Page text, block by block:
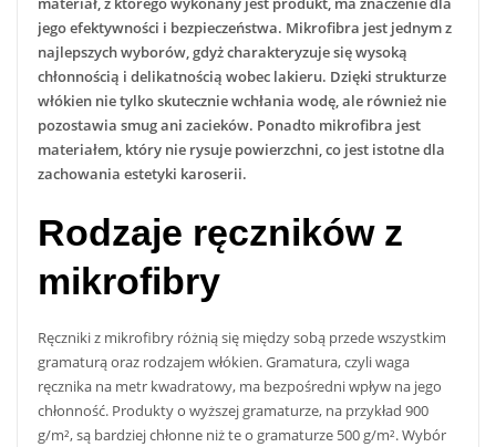
jego efektywności i bezpieczeństwa. Mikrofibra jest jednym z
najlepszych wyborów, gdyż charakteryzuje się wysoką
chłonnością i delikatnością wobec lakieru. Dzięki strukturze
włókien nie tylko skutecznie wchłania wodę, ale również nie
pozostawia smug ani zacieków. Ponadto mikrofibra jest
materiałem, który nie rysuje powierzchni, co jest istotne dla
zachowania estetyki karoserii.
Rodzaje ręczników z
mikrofibry
Ręczniki z mikrofibry różnią się między sobą przede wszystkim
gramaturą oraz rodzajem włókien. Gramatura, czyli waga
ręcznika na metr kwadratowy, ma bezpośredni wpływ na jego
chłonność. Produkty o wyższej gramaturze, na przykład 900
g/m², są bardziej chłonne niż te o gramaturze 500 g/m². Wybór